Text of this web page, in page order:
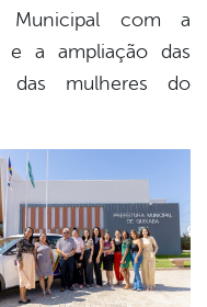
Municipal com a
e a ampliação das
das mulheres do